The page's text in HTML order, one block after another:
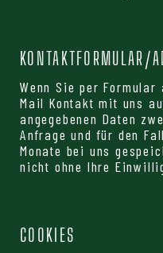
KONTAKTFORMULAR/
Wenn Sie per
Mail Kontakt mit uns
angegebenen Daten
Anfrage und für den
Monate bei uns
nicht ohne Ihre
COOKIES